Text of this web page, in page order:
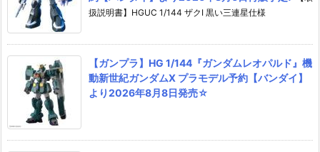
扱説明書】HGUC 1/144 ザクI 黒い三連星仕様
【ガンプラ】HG 1/144『ガンダムレオパルド』機
動新世紀ガンダムX プラモデル予約【バンダイ】
より2026年8月8日発売☆